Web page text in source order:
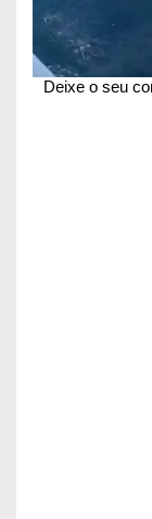
Deixe o seu